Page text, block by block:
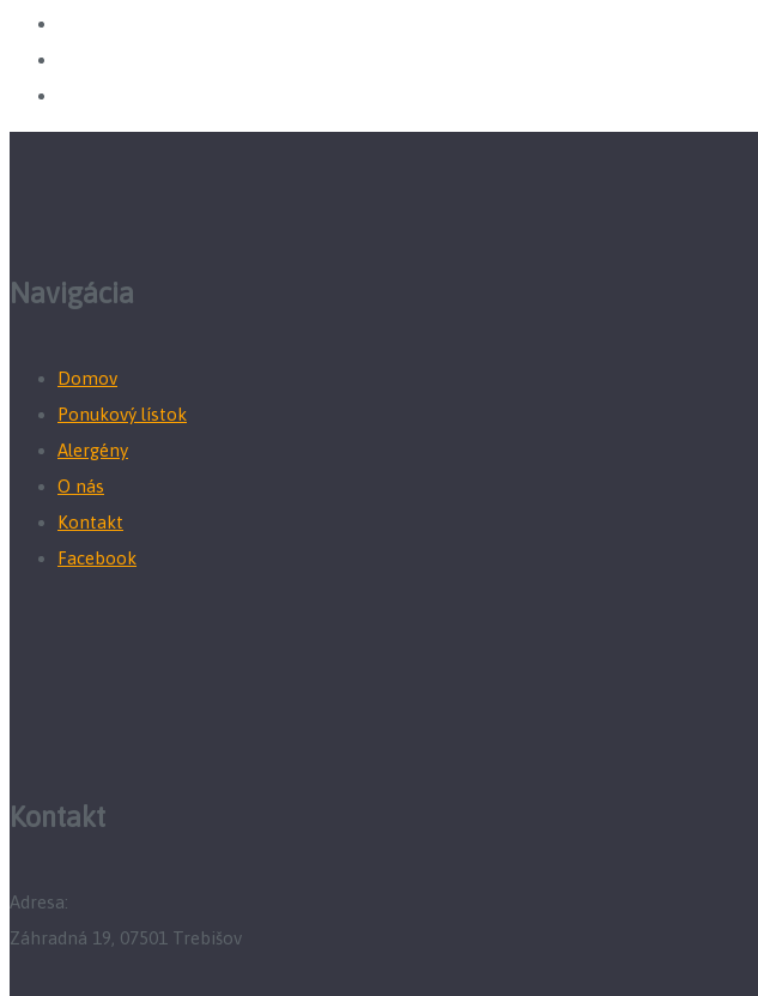
Navigácia
Domov
Ponukový lístok
Alergény
O nás
Kontakt
Facebook
Kontakt
Adresa:
Záhradná 19, 07501 Trebišov